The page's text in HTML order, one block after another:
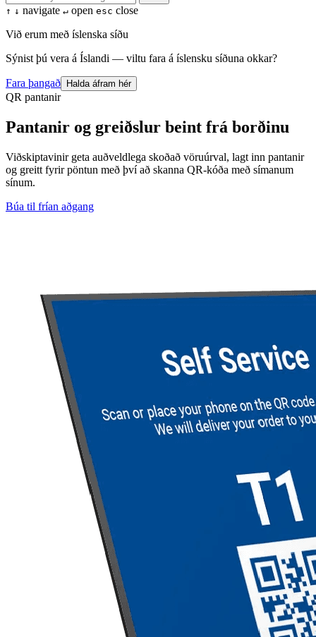
↑ ↓ navigate ↵ open esc close
Við erum með íslenska síðu
Sýnist þú vera á Íslandi — viltu fara á íslensku síðuna okkar?
Fara þangað Halda áfram hér
QR pantanir
Pantanir og greiðslur beint frá borðinu
Viðskiptavinir geta auðveldlega skoðað vöruúrval, lagt inn pantanir
og greitt fyrir pöntun með því að skanna QR-kóða með símanum
sínum.
Búa til frían aðgang